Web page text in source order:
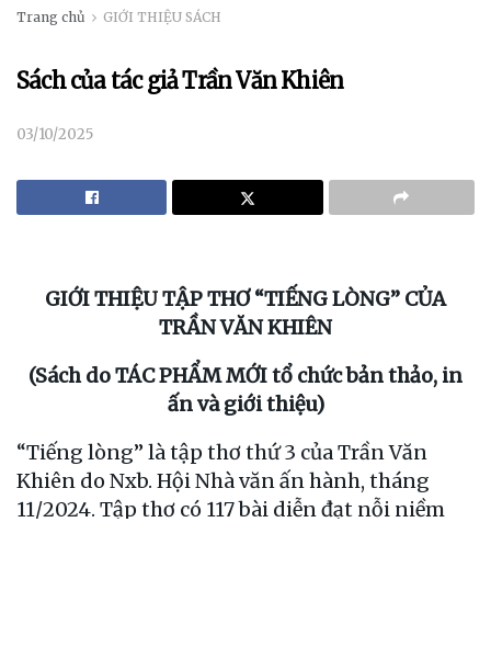
Trang chủ GIỚI THIỆU SÁCH
Sách của tác giả Trần Văn Khiên
03/10/2025
GIỚI THIỆUTẬP THƠ “TIẾNG LÒNG” CỦA
TRẦN VĂN KHIÊN
(Sách do TÁC PHẨM MỚI tổ chức bản thảo, in
ấn và giới thiệu)
“Tiếng lòng” là tập thơ thứ 3 của Trần Văn
Khiên do Nxb. Hội Nhà văn ấn hành, tháng
11/2024. Tập thơ có 117 bài diễn đạt nỗi niềm